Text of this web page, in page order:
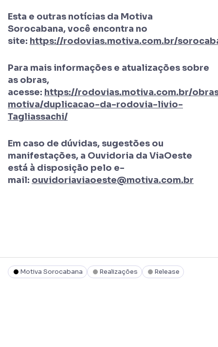
Esta e outras notícias da Motiva
Sorocabana, você encontra no
site: https://rodovias.motiva.com.br/
Para mais informações e atualizações sobre
as obras,
acesse: https://rodovias.motiva.com.br/
motiva/duplicacao-da-rodovia-livio-
Tagliassachi/
Em caso de dúvidas, sugestões ou
manifestações, a Ouvidoria da ViaOeste
está à disposição pelo e-
mail: ouvidoriaviaoeste@motiva.com.br
Motiva Sorocabana Realizações Release